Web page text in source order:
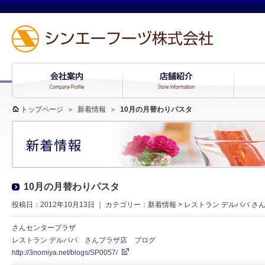
トップページ ＞ 新着情報 ＞ 10月の月替わりパスタ
10月の月替わりパスタ
投稿日：2012年10月13日 ｜ カテゴリー： 新着情報 > レストラン デルパパ さ
さんセンタープラザ
レストラン デルパパ さんプラザ店 ブログ
http://3nomiya.net/blogs/SP0057/